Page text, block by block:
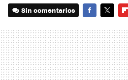
Sin comentarios